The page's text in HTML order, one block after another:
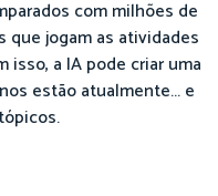
com milhões de
jogam as atividades
isso, a IA pode criar uma
estão atualmente... e